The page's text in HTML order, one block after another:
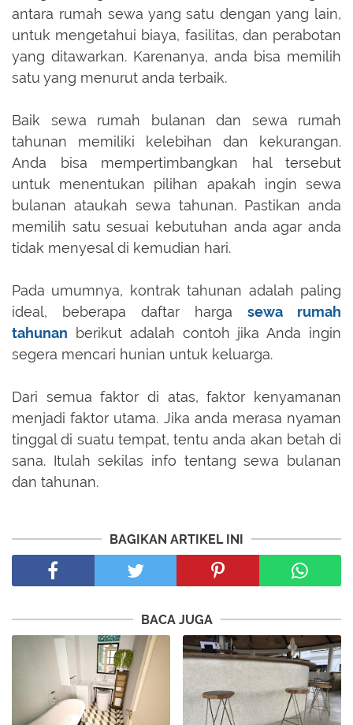
antara rumah sewa yang satu dengan yang lain,
untuk mengetahui biaya, fasilitas, dan perabotan
yang ditawarkan. Karenanya, anda bisa memilih
satu yang menurut anda terbaik.
Baik sewa rumah bulanan dan sewa rumah
tahunan memiliki kelebihan dan kekurangan.
Anda bisa mempertimbangkan hal tersebut
untuk menentukan pilihan apakah ingin sewa
bulanan ataukah sewa tahunan. Pastikan anda
memilih satu sesuai kebutuhan anda agar anda
tidak menyesal di kemudian hari.
Pada umumnya, kontrak tahunan adalah paling
ideal, beberapa daftar harga sewa rumah
tahunan berikut adalah contoh jika Anda ingin
segera mencari hunian untuk keluarga.
Dari semua faktor di atas, faktor kenyamanan
menjadi faktor utama. Jika anda merasa nyaman
tinggal di suatu tempat, tentu anda akan betah di
sana. Itulah sekilas info tentang sewa bulanan
dan tahunan.
BAGIKAN ARTIKEL INI
BACA JUGA